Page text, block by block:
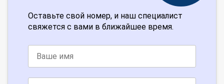
Оставьте свой номер, и наш специалист
свяжется с вами в ближайшее время.